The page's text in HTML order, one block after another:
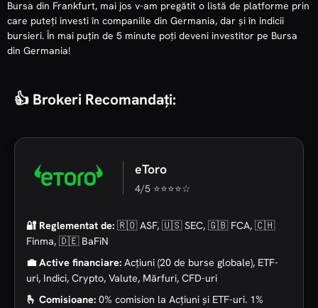
EURO STOXX
€6,523.86
MDAX P €32,407.20
Bursa din Frankfurt, mai jos v-am pregătit o listă de platforme prin
care puteți investi în companiile din Germania, dar și în indicii
bursieri. În mai puțin de 5 minute poți deveni investitor pe Bursa
din Germania!
👍 Brokeri Recomandați:
eToro
4/5 ⭐⭐⭐⭐☆
🔐 Reglementat de: 🇷🇴 ASF, 🇺🇸 SEC, 🇬🇧 FCA, 🇨🇭
Finma, 🇩🇪 BaFiN
💼 Active financiare: Acțiuni (20 de burse globale), ETF-
uri, Indici, Crypto, Valute, Mărfuri, CFD-uri
🫰 Comisioane: 0% comision la Acțiuni și ETF-uri. 1%